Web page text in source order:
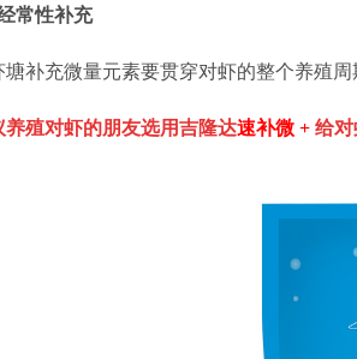
常性补充
塘补充微量元素要贯穿对虾的整个养殖
养殖对虾的朋友选用吉隆达速补微 + 给对